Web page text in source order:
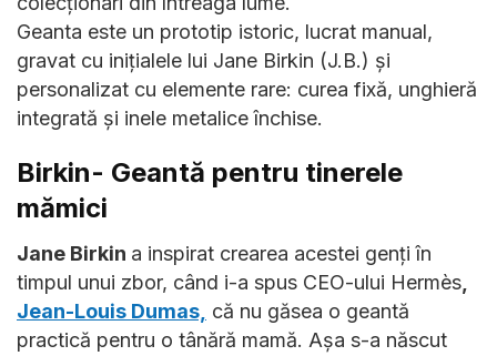
Geanta este un prototip istoric, lucrat manual,
gravat cu inițialele lui Jane Birkin (J.B.) și
personalizat cu elemente rare: curea fixă, unghieră
integrată și inele metalice închise.
Birkin- Geantă pentru tinerele
mămici
Jane Birkin a inspirat crearea acestei genți în
timpul unui zbor, când i-a spus CEO-ului Hermès
Jean-Louis Dumas, că nu găsea o geantă
practică pentru o tânără mamă. Așa s-a născut